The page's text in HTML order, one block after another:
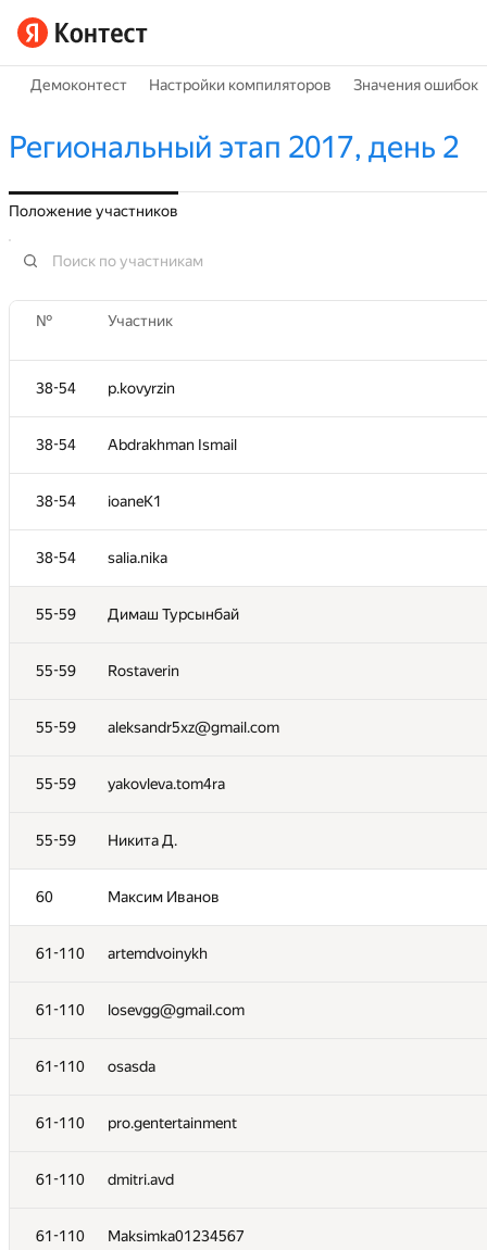
Демоконтест Настройки компиляторов Значения ошибок
Региональный этап 2017, день 2
Положение участников
№ Участник
38-54 p.kovyrzin
38-54 Abdrakhman Ismail
38-54 ioaneK1
38-54 salia.nika
55-59 Димаш Турсынбай
55-59 Rostaverin
55-59 aleksandr5xz@gmail.com
55-59 yakovleva.tom4ra
55-59 Никита Д.
60 Максим Иванов
61-110 artemdvoinykh
61-110 losevgg@gmail.com
61-110 osasda
61-110 pro.gentertainment
61-110 dmitri.avd
61-110 Maksimka01234567